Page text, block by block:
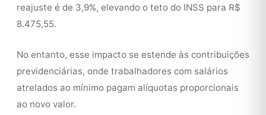
reajuste é de 3,9%, elevando o teto do INSS para R$
8.475,55.
No entanto, esse impacto se estende às contribuições
previdenciárias, onde trabalhadores com salários
atrelados ao mínimo pagam alíquotas proporcionais
ao novo valor.